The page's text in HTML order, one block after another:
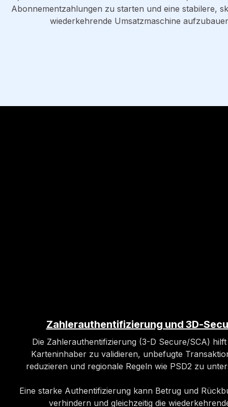
Abonnementzahlungen zu starten und eine stabilere,
wiederkehrende Umsatzmaschine
Zahlerauthentifizierung und 3D-
Die Zahlerauthentifizierung (3-D Secure/SCA) hilft
Karteninhaber zu validieren, unbefugte
reduzieren und regionale Regeln wie PSD2 zu
Eine starke Authentifizierung kann Betrug und
verhindern und gleichzeitig die